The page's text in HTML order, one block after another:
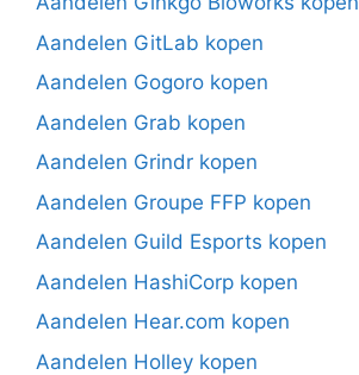
Aandelen GitLab kopen
Aandelen Gogoro kopen
Aandelen Grab kopen
Aandelen Grindr kopen
Aandelen Groupe FFP kopen
Aandelen Guild Esports kopen
Aandelen HashiCorp kopen
Aandelen Hear.com kopen
Aandelen Holley kopen